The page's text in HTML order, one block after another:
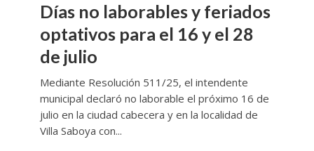
Días no laborables y feriados
optativos para el 16 y el 28
de julio
Mediante Resolución 511/25, el intendente
municipal declaró no laborable el próximo 16 de
julio en la ciudad cabecera y en la localidad de
Villa Saboya con...